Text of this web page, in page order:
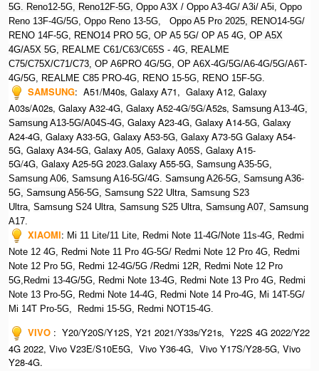
5G. Reno12-5G, Reno12F-5G, Oppo A3X / Oppo A3-4G/ A3i/ A5i, Oppo
Reno 13F-4G/5G, Oppo Reno 13-5G, Oppo A5 Pro 2025, RENO14-5G/
RENO 14F-5G, RENO14 PRO 5G, OP A5 5G/ OP A5 4G, OP A5X
4G/A5X 5G, REALME C61/C63/C65S - 4G, REALME
C75/C75X/C71/C73, OP A6PRO 4G/5G, OP A6X-4G/5G/A6-4G/5G/A6T-
4G/5G, REALME C85 PRO-4G, RENO 15-5G, RENO 15F-5G.
SAMSUNG: A51/M40s, Galaxy A71, Galaxy A12, Galaxy
A03s/A02s, Galaxy A32-4G, Galaxy A52-4G/5G/A52s, Samsung A13-4G,
Samsung A13-5G/A04S-4G, Galaxy A23-4G, Galaxy A14-5G, Galaxy
A24-4G, Galaxy A33-5G, Galaxy A53-5G, Galaxy A73-5G Galaxy A54-
5G, Galaxy A34-5G, Galaxy A05, Galaxy A05S, Galaxy A15-
5G/4G, Galaxy A25-5G 2023.Galaxy A55-5G, Samsung A35-5G,
Samsung A06, Samsung A16-5G/4G. Samsung A26-5G, Samsung A36-
5G, Samsung A56-5G, Samsung S22 Ultra, Samsung S23
Ultra, Samsung S24 Ultra, Samsung S25 Ultra, Samsung A07, Samsung
A17.
XIAOMI: Mi 11 Lite/11 Lite, Redmi Note 11-4G/Note 11s-4G, Redmi
Note 12 4G, Redmi Note 11 Pro 4G-5G/ Redmi Note 12 Pro 4G, Redmi
Note 12 Pro 5G, Redmi 12-4G/5G /Redmi 12R, Redmi Note 12 Pro
5G,Redmi 13-4G/5G, Redmi Note 13-4G, Redmi Note 13 Pro 4G, Redmi
Note 13 Pro-5G, Redmi Note 14-4G, Redmi Note 14 Pro-4G, Mi 14T-5G/
Mi 14T Pro-5G, Redmi 15-5G, Redmi NOT15-4G.
VIVO : Y20/Y20S/Y12S, Y21 2021/Y33s/Y21s, Y22S 4G 2022/Y22
4G 2022, Vivo V23E/S10E5G, Vivo Y36-4G, Vivo Y17S/Y28-5G, Vivo
Y28-4G.